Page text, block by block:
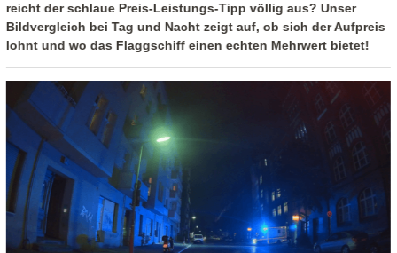
reicht der schlaue Preis-Leistungs-Tipp völlig aus? Unser
Bildvergleich bei Tag und Nacht zeigt auf, ob sich der Aufpreis
lohnt und wo das Flaggschiff einen echten Mehrwert bietet!